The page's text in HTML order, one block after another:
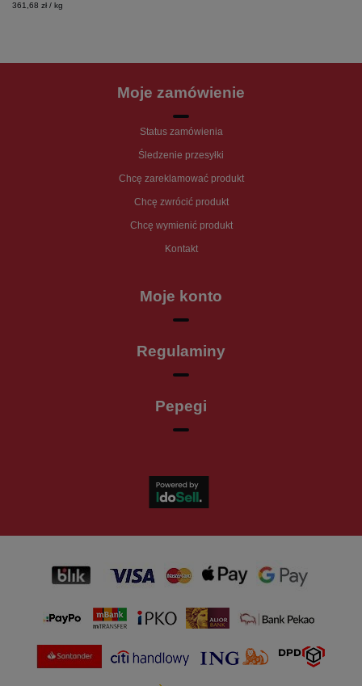
361,68 zł / kg
Moje zamówienie
Status zamówienia
Śledzenie przesyłki
Chcę zareklamować produkt
Chcę zwrócić produkt
Chcę wymienić produkt
Kontakt
Moje konto
Regulaminy
Pepegi